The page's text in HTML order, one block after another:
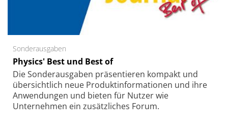
Sonderausgaben
Physics' Best und Best of
Die Sonder­ausgaben präsentieren kompakt und
übersichtlich neue Produkt­informationen und ihre
Anwendungen und bieten für Nutzer wie
Unternehmen ein zusätzliches Forum.